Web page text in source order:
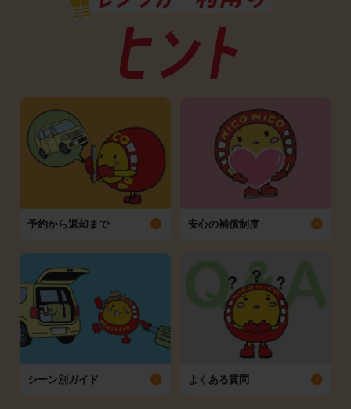
予約から返却まで 安心の補償制度
シーン別ガイド よくある質問